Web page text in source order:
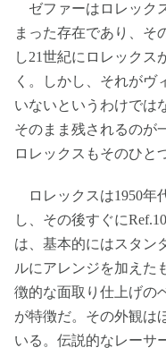
ゼファーはロレック
まった存在であり、そ
し21世紀にロレックス
く。しかし、それがヴ
いないというわけでは
そのまま残されるのが
ロレックスもそのひと
ロレックスは1950年
し、その後すぐに
は、基本的にはスタン
ルにアレンジを加えた
徴的な面取り仕上げの
が特徴だ。その外観は
いる。伝説的なレーサ